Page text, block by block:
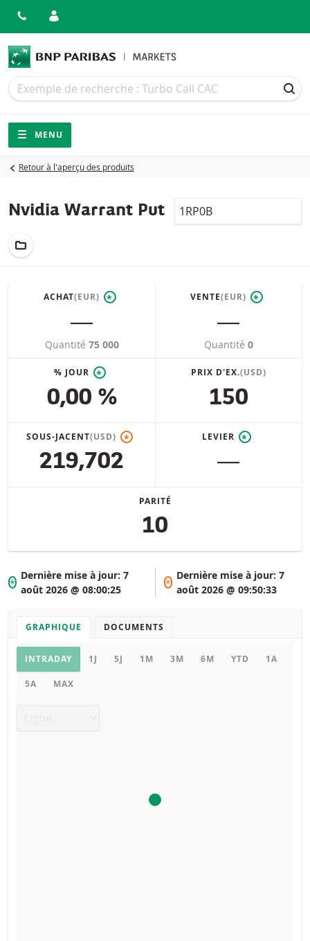
Recherche
Recherche
Navigation
Navigation sur le site
MENU
Retour à l'aperçu des produits
Nvidia Warrant Put LocalCode
ACHAT(EUR) *
―
Quantité 75 000
VENTE(EUR) *
―
Quantité 0
% JOUR *
0,00 %
PRIX D'EX.(USD)
150
SOUS-JACENT(USD) *
219,702
LEVIER *
―
PARITÉ
10
*
Dernière mise à jour:7
août 2026 @ 08:00:25
*
Dernière mise à jour: 7
août 2026 @ 09:50:33
GRAPHIQUE DOCUMENTS
Graphique
INTRADAY 1J 5J 1M 3M 6M YTD 1A
5A MAX